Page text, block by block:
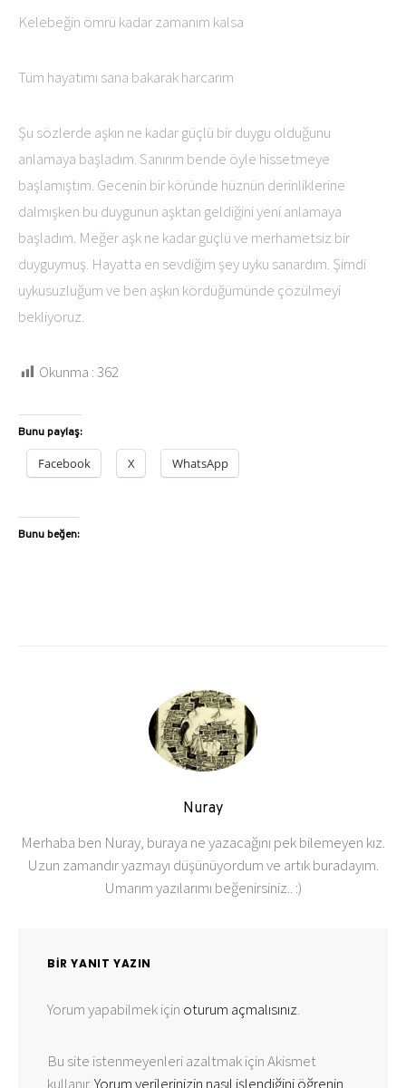
Kelebeğin ömrü kadar zamanım kalsa
Tüm hayatımı sana bakarak harcarım
Şu sözlerde aşkın ne kadar güçlü bir duygu olduğunu
anlamaya başladım. Sanırım bende öyle hissetmeye
başlamıştım. Gecenin bir köründe hüznün derinliklerine
dalmışken bu duygunun aşktan geldiğini yeni anlamaya
başladım. Meğer aşk ne kadar güçlü ve merhametsiz bir
duyguymuş. Hayatta en sevdiğim şey uyku sanardım. Şimdi
uykusuzluğum ve ben aşkın kördüğümünde çözülmeyi
bekliyoruz.
Okunma :362
Bunu paylaş:
Facebook X WhatsApp
Bunu beğen:
Nuray
Merhaba ben Nuray, buraya ne yazacağını pek bilemeyen kız.
Uzun zamandır yazmayı düşünüyordum ve artık buradayım.
Umarım yazılarımı beğenirsiniz.. :)
BIR YANIT YAZIN
Yorum yapabilmek için oturum açmalısınız.
Bu site istenmeyenleri azaltmak için Akismet
kullanır. Yorum verilerinizin nasıl işlendiğini öğrenin.